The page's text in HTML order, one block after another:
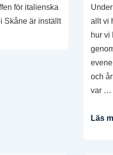
för italienska
Skåne är inställt
allt vi
hur vi
och
var …
Läs